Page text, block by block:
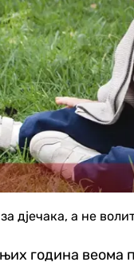
дјечака, а не
година веома